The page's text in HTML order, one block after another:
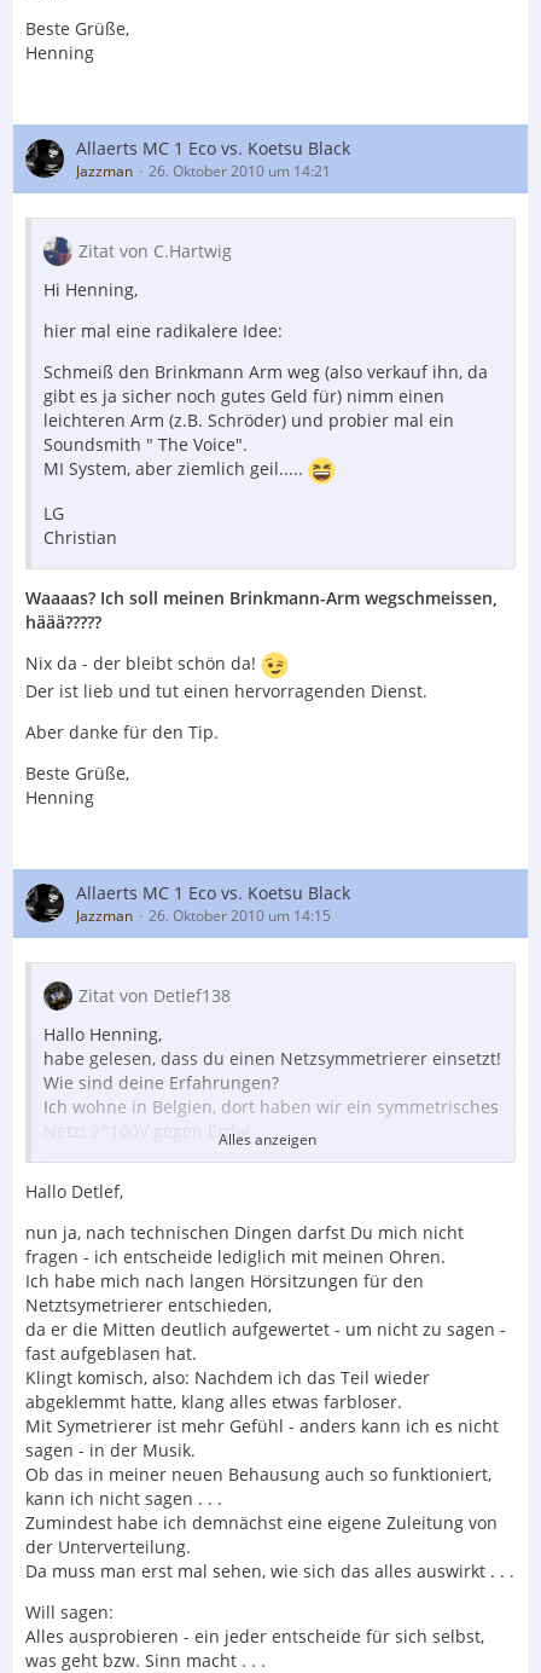
Beste Grüße,
Henning
Allaerts MC 1 Eco vs. Koetsu Black
Jazzman 26. Oktober 2010 um 14:21
Zitat von C.Hartwig
Hi Henning,
hier mal eine radikalere Idee:
Schmeiß den Brinkmann Arm weg (also verkauf ihn, da
gibt es ja sicher noch gutes Geld für) nimm einen
leichteren Arm (z.B. Schröder) und probier mal ein
Soundsmith " The Voice".
MI System, aber ziemlich geil.....
LG
Christian
Waaaas? Ich soll meinen Brinkmann-Arm wegschmeissen,
häää?????
Nix da - der bleibt schön da!
Der ist lieb und tut einen hervorragenden Dienst.
Aber danke für den Tip.
Beste Grüße,
Henning
Allaerts MC 1 Eco vs. Koetsu Black
Jazzman 26. Oktober 2010 um 14:15
Zitat von Detlef138
Hallo Henning,
habe gelesen, dass du einen Netzsymmetrierer einsetzt!
Wie sind deine Erfahrungen?
Ich wohne in Belgien, dort haben wir ein symmetrisches
Netz! 2*100V gegen Erde!
Hatte vor einigen Jahren den Homeservice von Stereo
Keine Netzleiste, Stromkabel und auch nicht das
Akkunetzteil von Schäfer und Rompf hat was gebracht.
Die Akkuversorgung für den Emitter hat das Klangbild
sogar verschlechtert!
Der Bass hinkte hinter her!
Erklärung: Das symmetrische Netz!
Gruß
Detlef
Alles anzeigen
Hallo Detlef,
nun ja, nach technischen Dingen darfst Du mich nicht
fragen - ich entscheide lediglich mit meinen Ohren.
Ich habe mich nach langen Hörsitzungen für den
Netztsymetrierer entschieden,
da er die Mitten deutlich aufgewertet - um nicht zu sagen -
fast aufgeblasen hat.
Klingt komisch, also: Nachdem ich das Teil wieder
abgeklemmt hatte, klang alles etwas farbloser.
Mit Symetrierer ist mehr Gefühl - anders kann ich es nicht
sagen - in der Musik.
Ob das in meiner neuen Behausung auch so funktioniert,
kann ich nicht sagen . . .
Zumindest habe ich demnächst eine eigene Zuleitung von
der Unterverteilung.
Da muss man erst mal sehen, wie sich das alles auswirkt . . .
Will sagen:
Alles ausprobieren - ein jeder entscheide für sich selbst,
was geht bzw. Sinn macht . . .